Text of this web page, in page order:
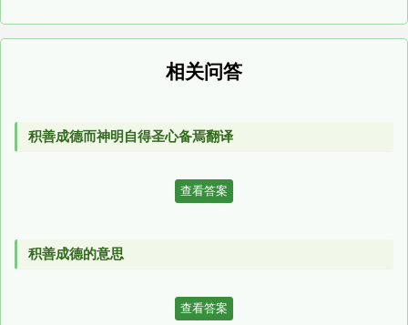
相关问答
积善成德而神明自得圣心备焉翻译
查看答案
积善成德的意思
查看答案